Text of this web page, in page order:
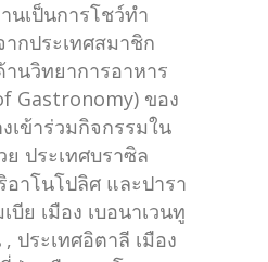
นเป็นการโชว์ทำ
กประเทศสมาชิก
านวิทยาการอาหาร
Gastronomy) ของ
เข้าร่วมกิจกรรมใน
ประเทศบราซิล
อาโนโปลิศ และปารา
บีย เมือง เบอนาเวนทู
ประเทศอิตาลี เมือง